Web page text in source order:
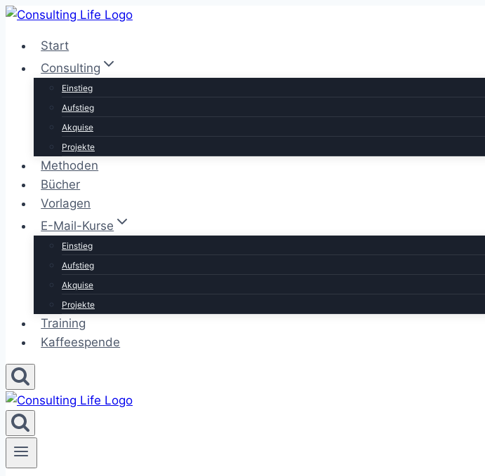
Zum
springenStart
Consulting
Einstieg
Aufstieg
Akquise
Projekte
Methoden
Bücher
Vorlagen
E-Mail-Kurse
Einstieg
Aufstieg
Akquise
Projekte
Training
Kaffeespende